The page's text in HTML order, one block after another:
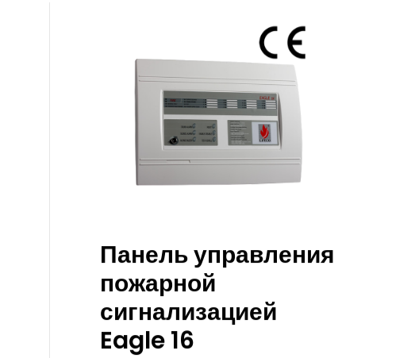
Панель управления
пожарной
сигнализацией
Eagle 16